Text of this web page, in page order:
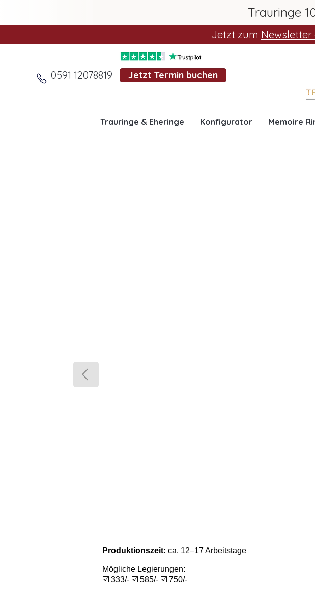
Trauringe
Jetzt zum Newsletter
0591 12078819 Jetzt Termin buchen
Trauringe & Eheringe Konfigurator Memoire
Produktionszeit: ca. 12–17 Arbeitstage
Mögliche Legierungen:
☑️ 333/- ☑️ 585/- ☑️ 750/-